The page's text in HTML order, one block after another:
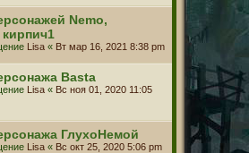
Nemo,
Lisa « Вт мар 16, 2021 8:38 pm
Basta
Lisa « Вс ноя 01, 2020 11:05
ГлухоНемой
Lisa « Вс окт 25, 2020 5:06 pm